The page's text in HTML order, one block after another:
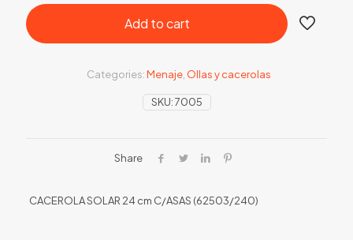
Add to cart
SKU:7005
Categories:Menaje, Ollas y cacerolas
Share
CACEROLA SOLAR 24 cm C/ASAS (62503/240)